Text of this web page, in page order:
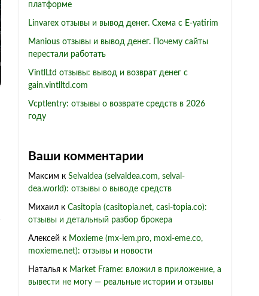
платформе
Linvarex отзывы и вывод денег. Схема с E-yatirim
Manious отзывы и вывод денег. Почему сайты
перестали работать
VintlLtd отзывы: вывод и возврат денег с
gain.vintlltd.com
Vcptlentry: отзывы о возврате средств в 2026
году
Ваши комментарии
Максим к Selvaldea (selvaldea.com, selval-
dea.world): отзывы о выводе средств
Михаил к Casitopia (casitopia.net, casi-topia.co):
отзывы и детальный разбор брокера
Алексей к Moxieme (mx-iem.pro, moxi-eme.co,
moxieme.net): отзывы и новости
Наталья к Market Frame: вложил в приложение, а
вывести не могу — реальные истории и отзывы